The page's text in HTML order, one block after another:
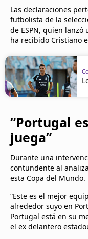
Las declaraciones
futbolista de la
de ESPN, quien
ha recibido Cristiano
“Portugal
juega”
Durante una
contundente al
esta Copa del Mundo.
“Este es el mejor
alrededor suyo en
Portugal está en su
el ex delantero